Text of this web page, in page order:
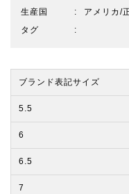
生産国
アメリカ/
タグ
ブランド表記サイズ
5.5
6
6.5
7